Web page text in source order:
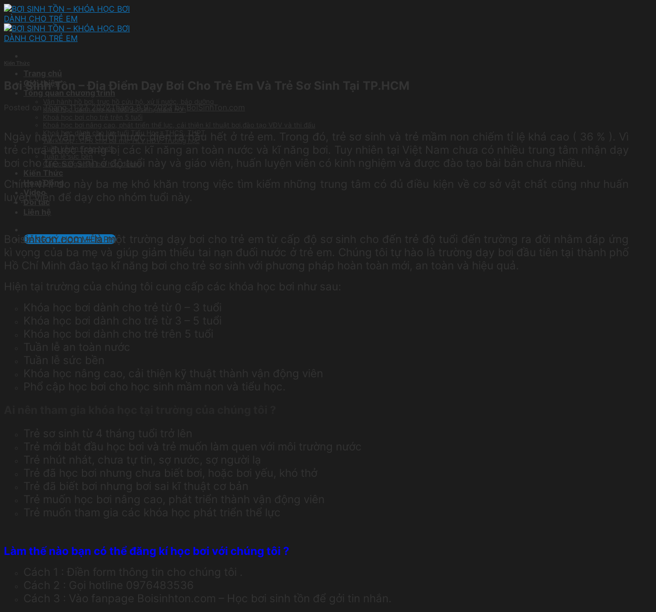
Skip
to
content
Trang chủ
Giới thiệu
Tổng quan chương trình
Vận hành hồ bơi, trực hồ cứu hộ, xử lí nước, bảo dưỡng
Khoá học dành cho lứa tuổi sơ sinh, mầm non
Khoá học dành cho lứa tuổi Tiểu Học , THCS, THPT
Workshop : CPR cho ba mẹ, HLV,HDV, Trường học
Tuần Lễ An Toàn Nước
Tuần lễ sức bền
Cấp chứng nhận bơi học đường
Kiến Thức
Hoạt Động
Video
Đối tác
Liên hệ
ĐĂNG KÝ HỌC MIỄN PHÍ
Kiến Thức
Bơi Sinh Tồn – Địa Điểm Dạy Bơi Cho Trẻ Em Và Trẻ Sơ Sinh Tại TP.HCM
Posted on Tháng 11 27, 2022 Tháng 9 9, 2023 by BoiSinhTon.com
Ngày nay vấn đề đuối nước diễn ra hầu hết ở trẻ em. Trong đó, trẻ sơ sinh và trẻ mầm non chiếm tỉ lệ khá cao ( 36 % ). Vì
trẻ chưa được trang bị các kĩ năng an toàn nước và kĩ năng bơi. Tuy nhiên tại Việt Nam chưa có nhiều trung tâm nhận dạy
bơi cho trẻ sơ sinh ở độ tuổi này và giáo viên, huấn luyện viên có kinh nghiệm và được đào tạo bài bản chưa nhiều.
Chính vì lí do này ba mẹ khó khăn trong việc tìm kiếm những trung tâm có đủ điều kiện về cơ sở vật chất cũng như huấn
luyện viên để dạy cho nhóm tuổi này.
Boisinhton.com – là một trường dạy bơi cho trẻ em từ cấp độ sơ sinh cho đến trẻ độ tuổi đến trường ra đời nhằm đáp ứng
kì vọng của ba mẹ và giúp giảm thiểu tai nạn đuối nước ở trẻ em. Chúng tôi tự hào là trường dạy bơi đầu tiên tại thành phố
Hồ Chí Minh đào tạo kĩ năng bơi cho trẻ sơ sinh với phương pháp hoàn toàn mới, an toàn và hiệu quả.
Hiện tại trường của chúng tôi cung cấp các khóa học bơi như sau:
Khóa học bơi dành cho trẻ từ 0 – 3 tuổi
Khóa học bơi dành cho trẻ từ 3 – 5 tuổi
Khóa học bơi dành cho trẻ trên 5 tuổi
Tuần lễ an toàn nước
Tuần lễ sức bền
Khóa học nâng cao, cải thiện kỹ thuật thành vận động viên
Phổ cập học bơi cho học sinh mầm non và tiểu học.
Trẻ sơ sinh từ 4 tháng tuổi trở lên
Trẻ mới bắt đầu học bơi và trẻ muốn làm quen với môi trường nước
Trẻ nhút nhát, chưa tự tin, sợ nước, sợ người lạ
Trẻ đã học bơi nhưng chưa biết bơi, hoặc bơi yếu, khó thở
Trẻ đã biết bơi nhưng bơi sai kĩ thuật cơ bản
Trẻ muốn học bơi nâng cao, phát triển thành vận động viên
Trẻ muốn tham gia các khóa học phát triển thể lực
Làm thế nào bạn có thể đăng kí học bơi với chúng tôi ?
Cách 1 : Điền form thông tin cho chúng tôi .
Cách 2 : Gọi hotline 0976483536
Cách 3 : Vào fanpage Boisinhton.com – Học bơi sinh tồn để gởi tin nhắn.